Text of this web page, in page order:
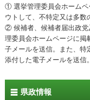
① 選挙管理委員会ホームペ
ウトして、不特定又は多数
② 候補者、候補者届出政党
理委員会ホームページに掲
子メールを送信。また、特
添付した電子メールを送信。
県政情報